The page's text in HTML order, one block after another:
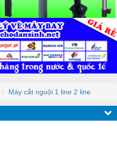
Máy cắt nguội 1 line 2 line